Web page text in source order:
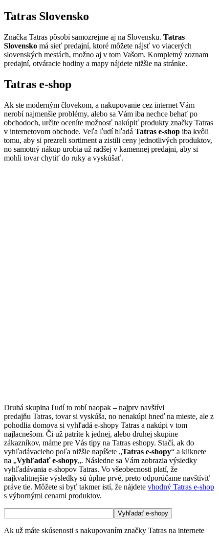
Tatras Slovensko
Značka Tatras pôsobí samozrejme aj na Slovensku. Tatras
Slovensko má sieť predajní, ktoré môžete nájsť vo viacerých
slovenských mestách, možno aj v tom Vašom. Kompletný zoznam
predajní, otváracie hodiny a mapy nájdete nižšie na stránke.
Tatras e-shop
Ak ste moderným človekom, a nakupovanie cez internet Vám
nerobí najmenšie problémy, alebo sa Vám iba nechce behať po
obchodoch, určite oceníte možnosť nakúpiť produkty značky Tatras
v internetovom obchode. Veľa ľudí hľadá Tatras e-shop iba kvôli
tomu, aby si prezreli sortiment a zistili ceny jednotlivých produktov,
no samotný nákup urobia už radšej v kamennej predajni, aby si
mohli tovar chytiť do ruky a vyskúšať.
Druhá skupina ľudí to robí naopak – najprv navštívi
predajňu Tatras, tovar si vyskúša, no nenakúpi hneď na mieste, ale z
pohodlia domova si vyhľadá e-shopy Tatras a nakúpi v tom
najlacnešom. Či už patríte k jednej, alebo druhej skupine
zákazníkov, máme pre Vás tipy na Tatras eshopy. Stačí, ak do
vyhľadávacieho poľa nižšie napíšete „Tatras e-shopy“ a kliknete
na „Vyhľadať e-shopy„. Následne sa Vám zobrazia výsledky
vyhľadávania e-shopov Tatras. Vo všeobecnosti platí, že
najkvalitnejšie výsledky sú úplne prvé, preto odporúčame navštíviť
práve tie. Môžete si byť takmer istí, že nájdete vhodný Tatras e-shop
s výbornými cenami produktov.
Ak už máte skúsenosti s nakupovaním značky Tatras na internete